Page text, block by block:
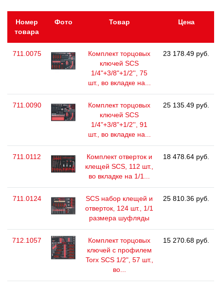
Номер
товара
Фото Товар Цена
711.0075
Комплект торцовых
ключей SCS
1/4"+3/8"+1/2'', 75
шт., во вкладке на...
23 178.49 руб.
711.0090
Комплект торцовых
ключей SCS
1/4"+3/8"+1/2'', 91
шт., во вкладке на...
25 135.49 руб.
711.0112
Комплект отверток и
клещей SCS, 112 шт.,
во вкладке на 1/1...
18 478.64 руб.
711.0124
SCS набор клещей и
отверток, 124 шт., 1/1
размера шуфляды
25 810.36 руб.
712.1057
Комплект торцовых
ключей с профилем
Torx SCS 1/2", 57 шт.,
во...
15 270.68 руб.